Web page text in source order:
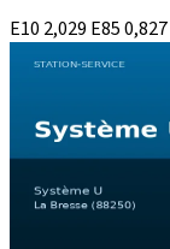
E10 2,029 E850,827